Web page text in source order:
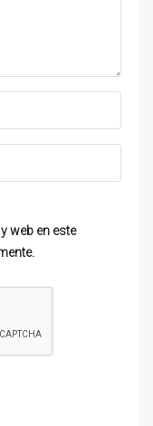
web en este